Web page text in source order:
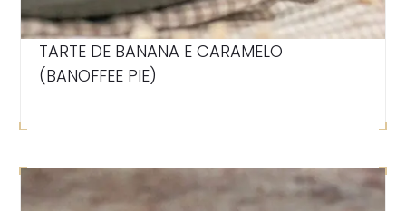
TARTE DE BANANA E CARAMELO
(BANOFFEE PIE)